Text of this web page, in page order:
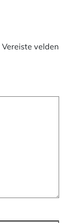
Vereiste velden